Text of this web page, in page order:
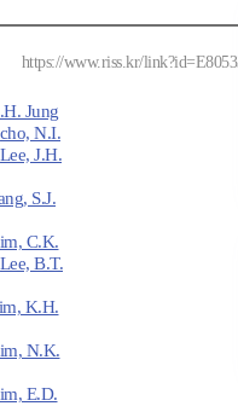
https://www.riss.kr/
Jung
cho, N.I.
Lee, J.H.
S.J.
C.K.
Lee, B.T.
K.H.
N.K.
E.D.